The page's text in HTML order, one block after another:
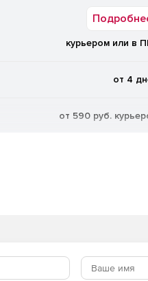
курьером или в
от 4
от 590 руб.